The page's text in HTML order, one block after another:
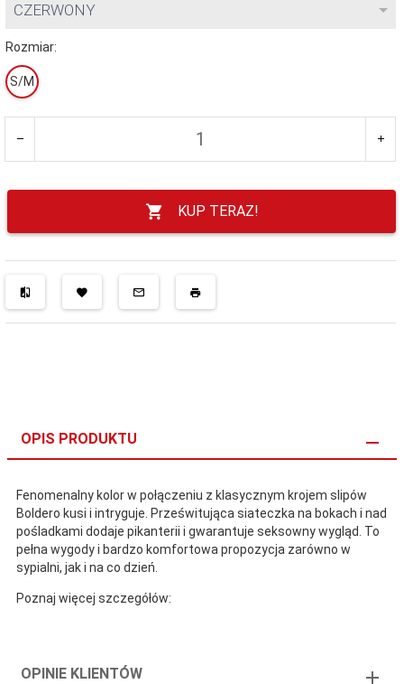
CZERWONY
Rozmiar:
S/M
KUP TERAZ!
OPIS PRODUKTU
Fenomenalny kolor w połączeniu z klasycznym krojem slipów
Boldero kusi i intryguje. Prześwitująca siateczka na bokach i nad
pośladkami dodaje pikanterii i gwarantuje seksowny wygląd. To
pełna wygody i bardzo komfortowa propozycja zarówno w
sypialni, jak i na co dzień.
Poznaj więcej szczegółów:
OPINIE KLIENTÓW